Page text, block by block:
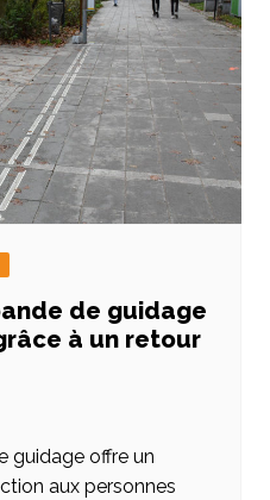
de guidage
à un retour
guidage offre un
aux personnes